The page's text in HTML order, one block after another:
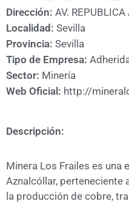
EMPRESAS
VOLVER
A
CÁMARA
Dirección: AV.
Localidad: Sevilla
Provincia: Sevilla
Tipo de Empresa:
Sector: Minería
Web Oficial: http://
Descripción:
Minera Los Frailes es una
Aznalcóllar, perteneciente
la producción de cobre,